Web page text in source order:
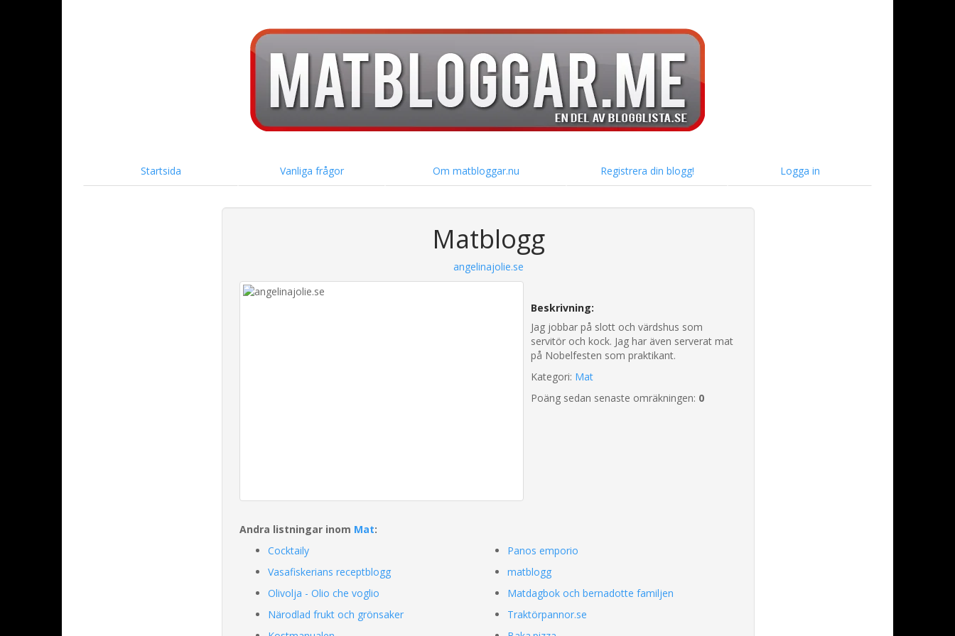
Startsida Vanliga frågor Om matbloggar.nu Registrera din blogg! Logga in
Matblogg
angelinajolie.se
Beskrivning:
Jag jobbar på slott och värdshus som
servitör och kock. Jag har även serverat mat
på Nobelfesten som praktikant.
Kategori: Mat
Poäng sedan senaste omräkningen: 0
Andra listningar inom Mat:
Cocktaily
Vasafiskerians receptblogg
Olivolja - Olio che voglio
Närodlad frukt och grönsaker
Panos emporio
matblogg
Matdagbok och bernadotte familjen
Traktörpannor.se